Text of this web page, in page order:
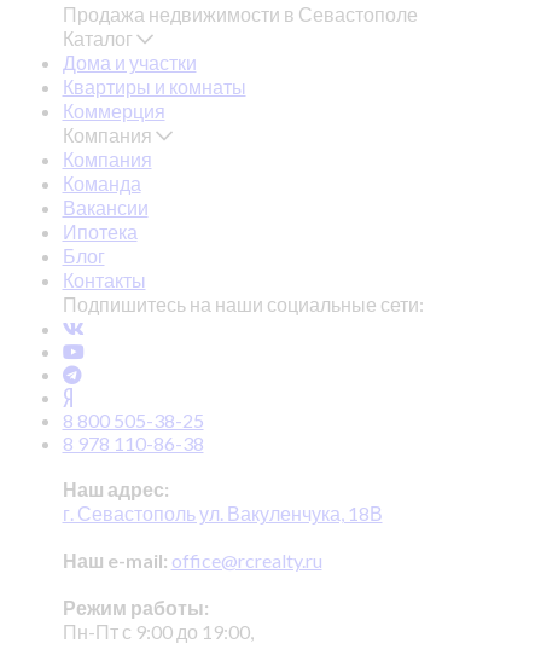
Продажа недвижимости в Севастополе
Каталог
Дома и участки
Квартиры и комнаты
Коммерция
Компания
Компания
Команда
Вакансии
Ипотека
Блог
Контакты
Подпишитесь на наши социальные сети:
8 800 505-38-25
8 978 110-86-38
Наш адрес:
г. Севастополь ул. Вакуленчука, 18В
Наш e-mail: office@rcrealty.ru
Режим работы:
Пн-Пт с 9:00 до 19:00,